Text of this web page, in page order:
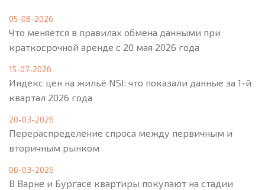
05-08-2026
Что меняется в правилах обмена данными при
краткосрочной аренде с 20 мая 2026 года
15-07-2026
Индекс цен на жильё NSI: что показали данные за 1-й
квартал 2026 года
20-03-2026
Перераспределение спроса между первичным и
вторичным рынком
06-03-2026
В Варне и Бургасе квартиры покупают на стадии